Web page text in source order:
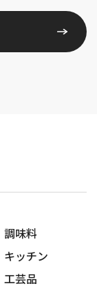
調味料
キッチン
工芸品